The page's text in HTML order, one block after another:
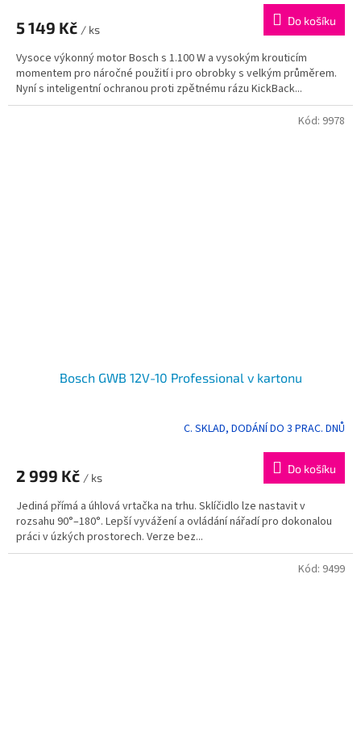
5 149 Kč / ks
Do košíku
Vysoce výkonný motor Bosch s 1.100 W a vysokým krouticím
momentem pro náročné použití i pro obrobky s velkým průměrem.
Nyní s inteligentní ochranou proti zpětnému rázu KickBack...
Bosch GWB 12V-10 Professional v kartonu
C. SKLAD, DODÁNÍ DO 3 PRAC. DNŮ
2 999 Kč / ks
Do košíku
Jediná přímá a úhlová vrtačka na trhu. Sklíčidlo lze nastavit v
rozsahu 90°–180°. Lepší vyvážení a ovládání nářadí pro dokonalou
práci v úzkých prostorech. Verze bez...
Kód: 9978
Kód: 9499